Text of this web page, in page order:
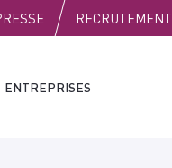
RECRUTEMENT
ENTREPRISES